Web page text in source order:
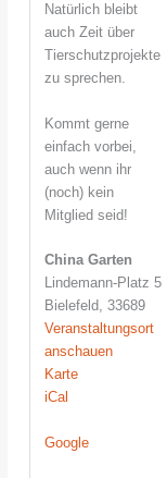
Natürlich bleibt
auch Zeit über
Tierschutzprojekte
zu sprechen.
Kommt gerne
einfach vorbei,
auch wenn ihr
(noch) kein
Mitglied seid!
China Garten
Lindemann-Platz 5
Bielefeld, 33689
Veranstaltungsort
anschauen
KarteChina
iCal
Google